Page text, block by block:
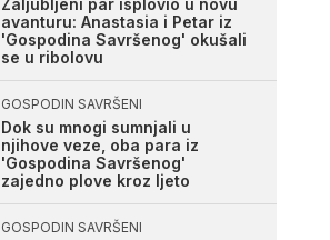
Zaljubljeni par isplovio u novu
avanturu: Anastasia i Petar iz
'Gospodina Savršenog' okušali
se u ribolovu
GOSPODIN SAVRŠENI
Dok su mnogi sumnjali u
njihove veze, oba para iz
'Gospodina Savršenog'
zajedno plove kroz ljeto
GOSPODIN SAVRŠENI